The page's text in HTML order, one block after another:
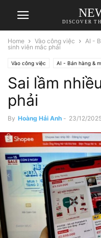
DISCOVER
Home Vào công việc AI -
sinh viên mắc phải
Vào công việc AI - Bán hàng &
Sai lầm
phải
By Hoàng Hải Anh - 23/12/